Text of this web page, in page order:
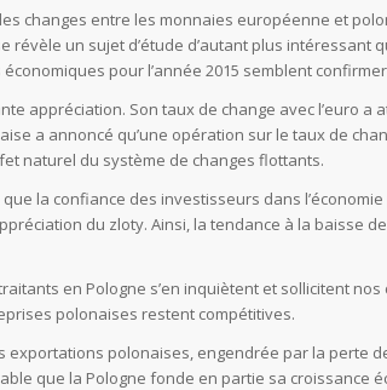
changes entre les monnaies européenne et
révèle un sujet d’étude d’autant plus
pour l’année 2015 semblent
appréciation. Son taux de change avec l’euro
a annoncé qu’une opération sur le taux de
naturel du système de changes flottants.
que la confiance des investisseurs dans
du zloty. Ainsi, la tendance à la baisse
en Pologne s’en inquiètent et sollicitent
polonaises restent compétitives.
exportations polonaises, engendrée par la perte
que la Pologne fonde en partie sa